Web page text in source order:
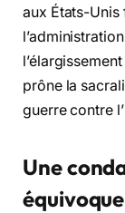
aux États-Unis
prône la
guerre contre
Une
équivoque